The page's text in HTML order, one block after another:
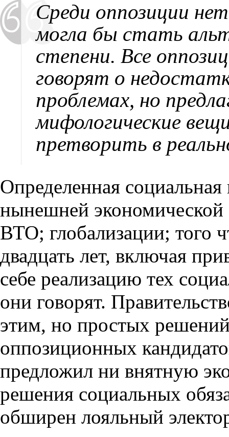
Среди оппозиции
могла бы стать
степени. Все
говорят о
проблемах, но
мифологические
претворить в
Определенная
нынешней экономической
ВТО; глобализации; того
двадцать лет, включая
себе реализацию тех
они говорят.
этим, но простых
оппозиционных
предложил ни внятную
решения социальных
обширен лояльный